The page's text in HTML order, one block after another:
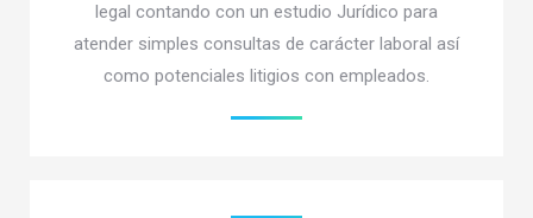
legal contando con un estudio Jurídico para
atender simples consultas de carácter laboral así
como potenciales litigios con empleados.